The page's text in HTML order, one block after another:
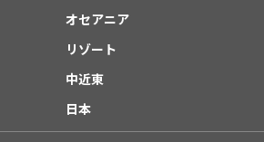
オセアニア
リゾート
中近東
日本